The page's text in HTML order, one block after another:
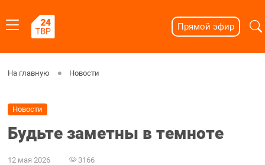
Прямой эфир
На главную Новости
Новости
Будьте заметны в темноте
12 мая 2026 3166